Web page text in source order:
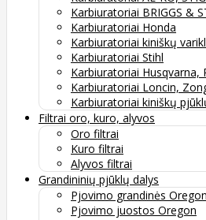
Karbiuratoriai BRIGGS &
Karbiuratoriai Honda
Karbiuratoriai kiniškų
Karbiuratoriai Stihl
Karbiuratoriai Husqvarna,
Karbiuratoriai Loncin,
Karbiuratoriai kiniškų
Filtrai oro, kuro, alyvos
Oro filtrai
Kuro filtrai
Alyvos filtrai
Grandininių pjūklų dalys
Pjovimo grandinės Oregon
Pjovimo juostos Oregon